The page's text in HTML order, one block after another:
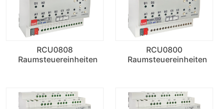
KONTAKT FORMULAR
RCU0808
Raumsteuereinheiten
RCU0800
Raumsteuereinheiten